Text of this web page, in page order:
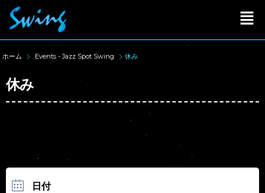
ホーム Events - Jazz Spot Swing 休み
休み
日付